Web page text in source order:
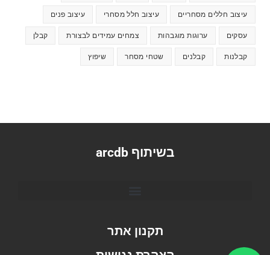
עיצוב חללים מסחריים עיצוב חלל מסחרי עיצוב פנים
עסקים ערוגות מוגבהות צמחים עמידים לבצורת קבלן
קבלנות קבלנים שטחי מסחר שיפוץ
בשיתוף arcdb
תקנון אתר